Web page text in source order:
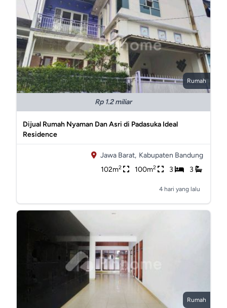
Rumah
Rp 1.2 miliar
Dijual Rumah Nyaman Dan Asri di Padasuka Ideal
Residence
Jawa Barat, Kabupaten Bandung
102m2 100m2 3 3
4 hari yang lalu
Rumah